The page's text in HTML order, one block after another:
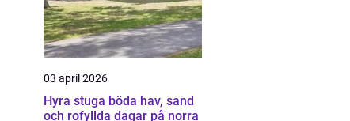
03 april 2026
Hyra stuga böda hav, sand
och rofyllda dagar på norra